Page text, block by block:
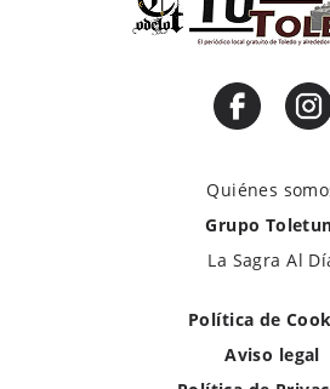
Quiénes
Grupo
La Sagra Al
Política de
Aviso legal